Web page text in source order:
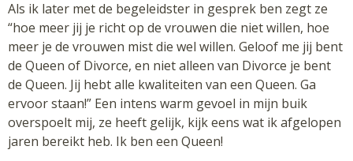
Als ik later met de begeleidster in gesprek ben zegt ze
“hoe meer jij je richt op de vrouwen die niet willen, hoe
meer je de vrouwen mist die wel willen. Geloof me jij bent
de Queen of Divorce, en niet alleen van Divorce je bent
de Queen. Jij hebt alle kwaliteiten van een Queen. Ga
ervoor staan!” Een intens warm gevoel in mijn buik
overspoelt mij, ze heeft gelijk, kijk eens wat ik afgelopen
jaren bereikt heb. Ik ben een Queen!